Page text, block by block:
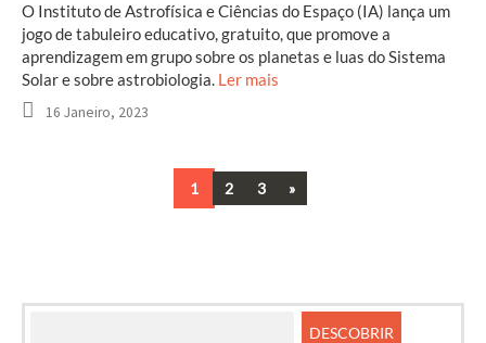
O Instituto de Astrofísica e Ciências do Espaço (IA) lança um
jogo de tabuleiro educativo, gratuito, que promove a
aprendizagem em grupo sobre os planetas e luas do Sistema
Solar e sobre astrobiologia. Ler mais
16 Janeiro, 2023
Navegação
artigos
1 2 3 Next
»